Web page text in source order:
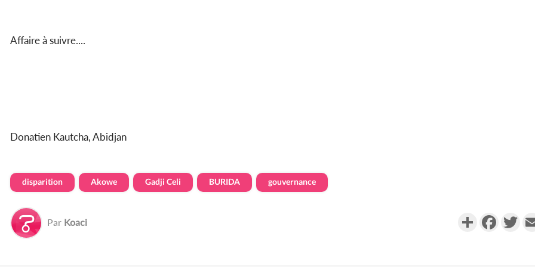
Affaire à suivre....
Donatien Kautcha, Abidjan
disparition Akowe Gadji Celi BURIDA gouvernance
Par Koaci Partager